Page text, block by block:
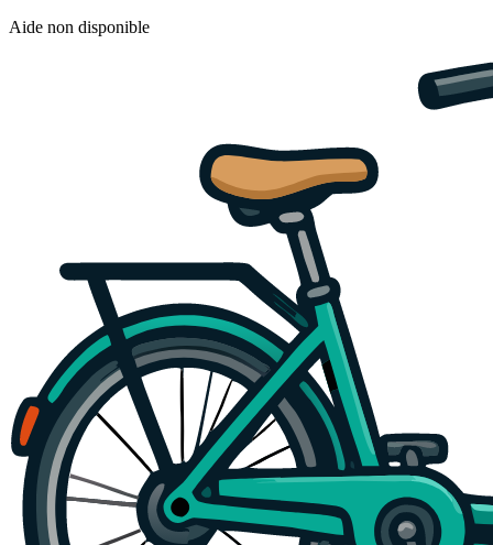
Aide non disponible